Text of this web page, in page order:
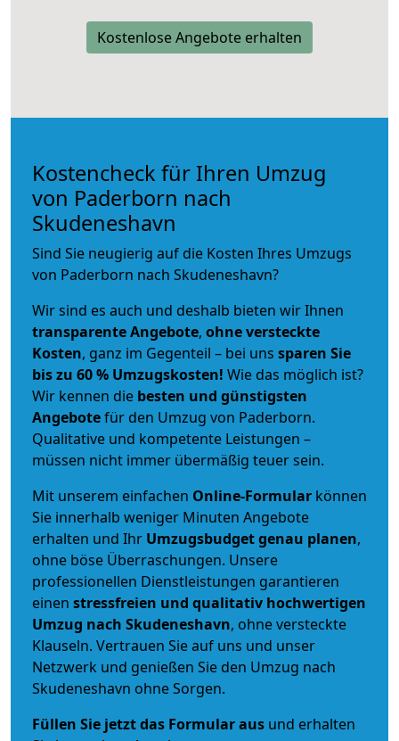
Kostenlose Angebote erhalten
Kostencheck für Ihren Umzug
von Paderborn nach
Skudeneshavn
Sind Sie neugierig auf die Kosten Ihres Umzugs
von Paderborn nach Skudeneshavn?
Wir sind es auch und deshalb bieten wir Ihnen
transparente Angebote, ohne versteckte
Kosten, ganz im Gegenteil – bei uns sparen Sie
bis zu 60 % Umzugskosten! Wie das möglich ist?
Wir kennen die besten und günstigsten
Angebotefür den Umzug von Paderborn.
Qualitative und kompetente Leistungen –
müssen nicht immer übermäßig teuer sein.
Mit unserem einfachen Online-Formular können
Sie innerhalb weniger Minuten Angebote
erhalten und Ihr Umzugsbudgetgenau planen,
ohne böse Überraschungen. Unsere
professionellen Dienstleistungen garantieren
einen stressfreien und qualitativ hochwertigen
Umzug nach Skudeneshavn, ohne versteckte
Klauseln. Vertrauen Sie auf uns und unser
Netzwerk und genießen Sie den Umzug nach
Skudeneshavn ohne Sorgen.
Füllen Sie jetzt das Formular aus und erhalten